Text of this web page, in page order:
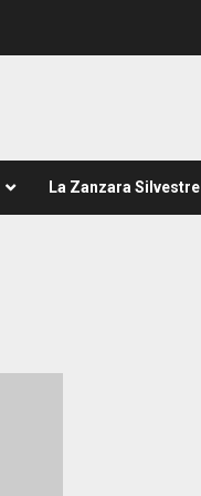
La Zanzara Silvestre